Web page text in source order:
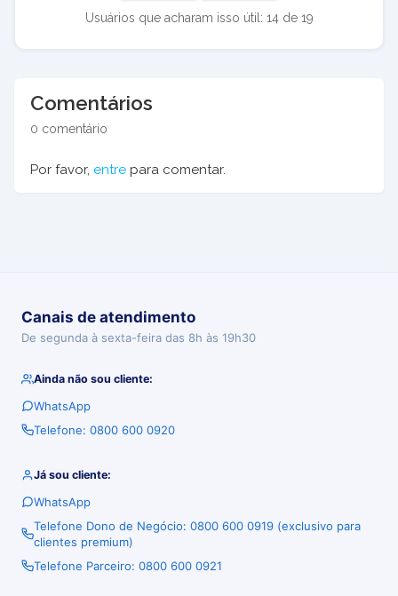
Usuários que acharam isso útil: 14 de 19
Comentários
0 comentário
Por favor, entre para comentar.
Canais de atendimento
De segunda à sexta-feira das 8h às 19h30
Ainda não sou cliente:
WhatsApp
Telefone: 0800 600 0920
Já sou cliente:
WhatsApp
Telefone Dono de Negócio: 0800 600 0919 (exclusivo para
clientes premium)
Telefone Parceiro: 0800 600 0921